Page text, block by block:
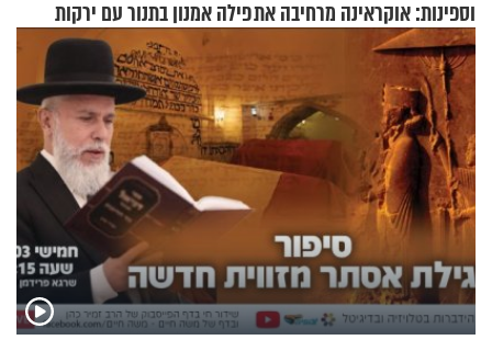
וספינות: אוקראינה מרחיבה את
התקיפות בעומק רוסיה
פילה אמנון בתנור עם ירקות